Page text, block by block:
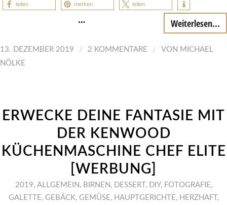
teilen merken teilen
… Weiterlesen...
13. DEZEMBER 2019 / 2 KOMMENTARE / VON MICHAEL
NÖLKE
ERWECKE DEINE FANTASIE MIT
DER KENWOOD
KÜCHENMASCHINE CHEF ELITE
[WERBUNG]
2019, ALLGEMEIN , BIRNEN , DESSERT, DIY, FOTOGRAFIE,
GALETTE, GEBÄCK, GEMÜSE, HAUPTGERICHTE, HERZHAFT,